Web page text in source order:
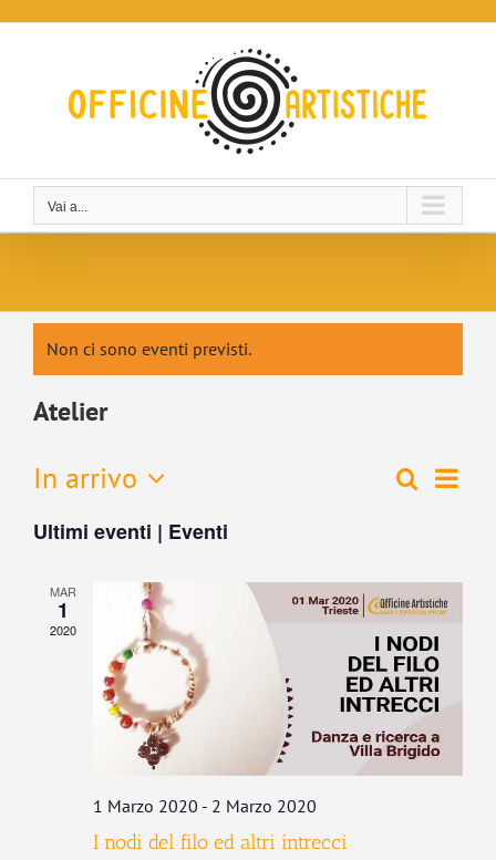
Vai a...
Non ci sono eventi previsti.
Atelier
Eventi
viste
CercaLista
In arrivo
la
Ultimi eventi | Eventi
MAR
1
2020
1 Marzo 2020 - 2 Marzo 2020
I nodi del filo ed altri intrecci